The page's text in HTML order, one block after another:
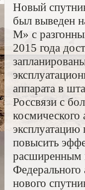
Новый
был выведен
М» с
2015 года
аппарата в
Россвязи с
повысить
расширенным
нового